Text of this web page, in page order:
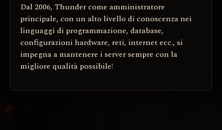
Dal 2006, Thunder come amministratore
principale, con un alto livello di conoscenza nei
linguaggi di programmazione, database,
configurazioni hardware, reti, internet ecc., si
impegna a mantenere i server sempre con la
migliore qualità possibile!